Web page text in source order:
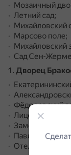
Мозаичный
Летний сад;
Михайловский
Марсово поле;
Михайловский
Сад Сен-
Дворец
Фёдоровский
Лицей;
Замок БИП;
Павловский
Отель «Tsar